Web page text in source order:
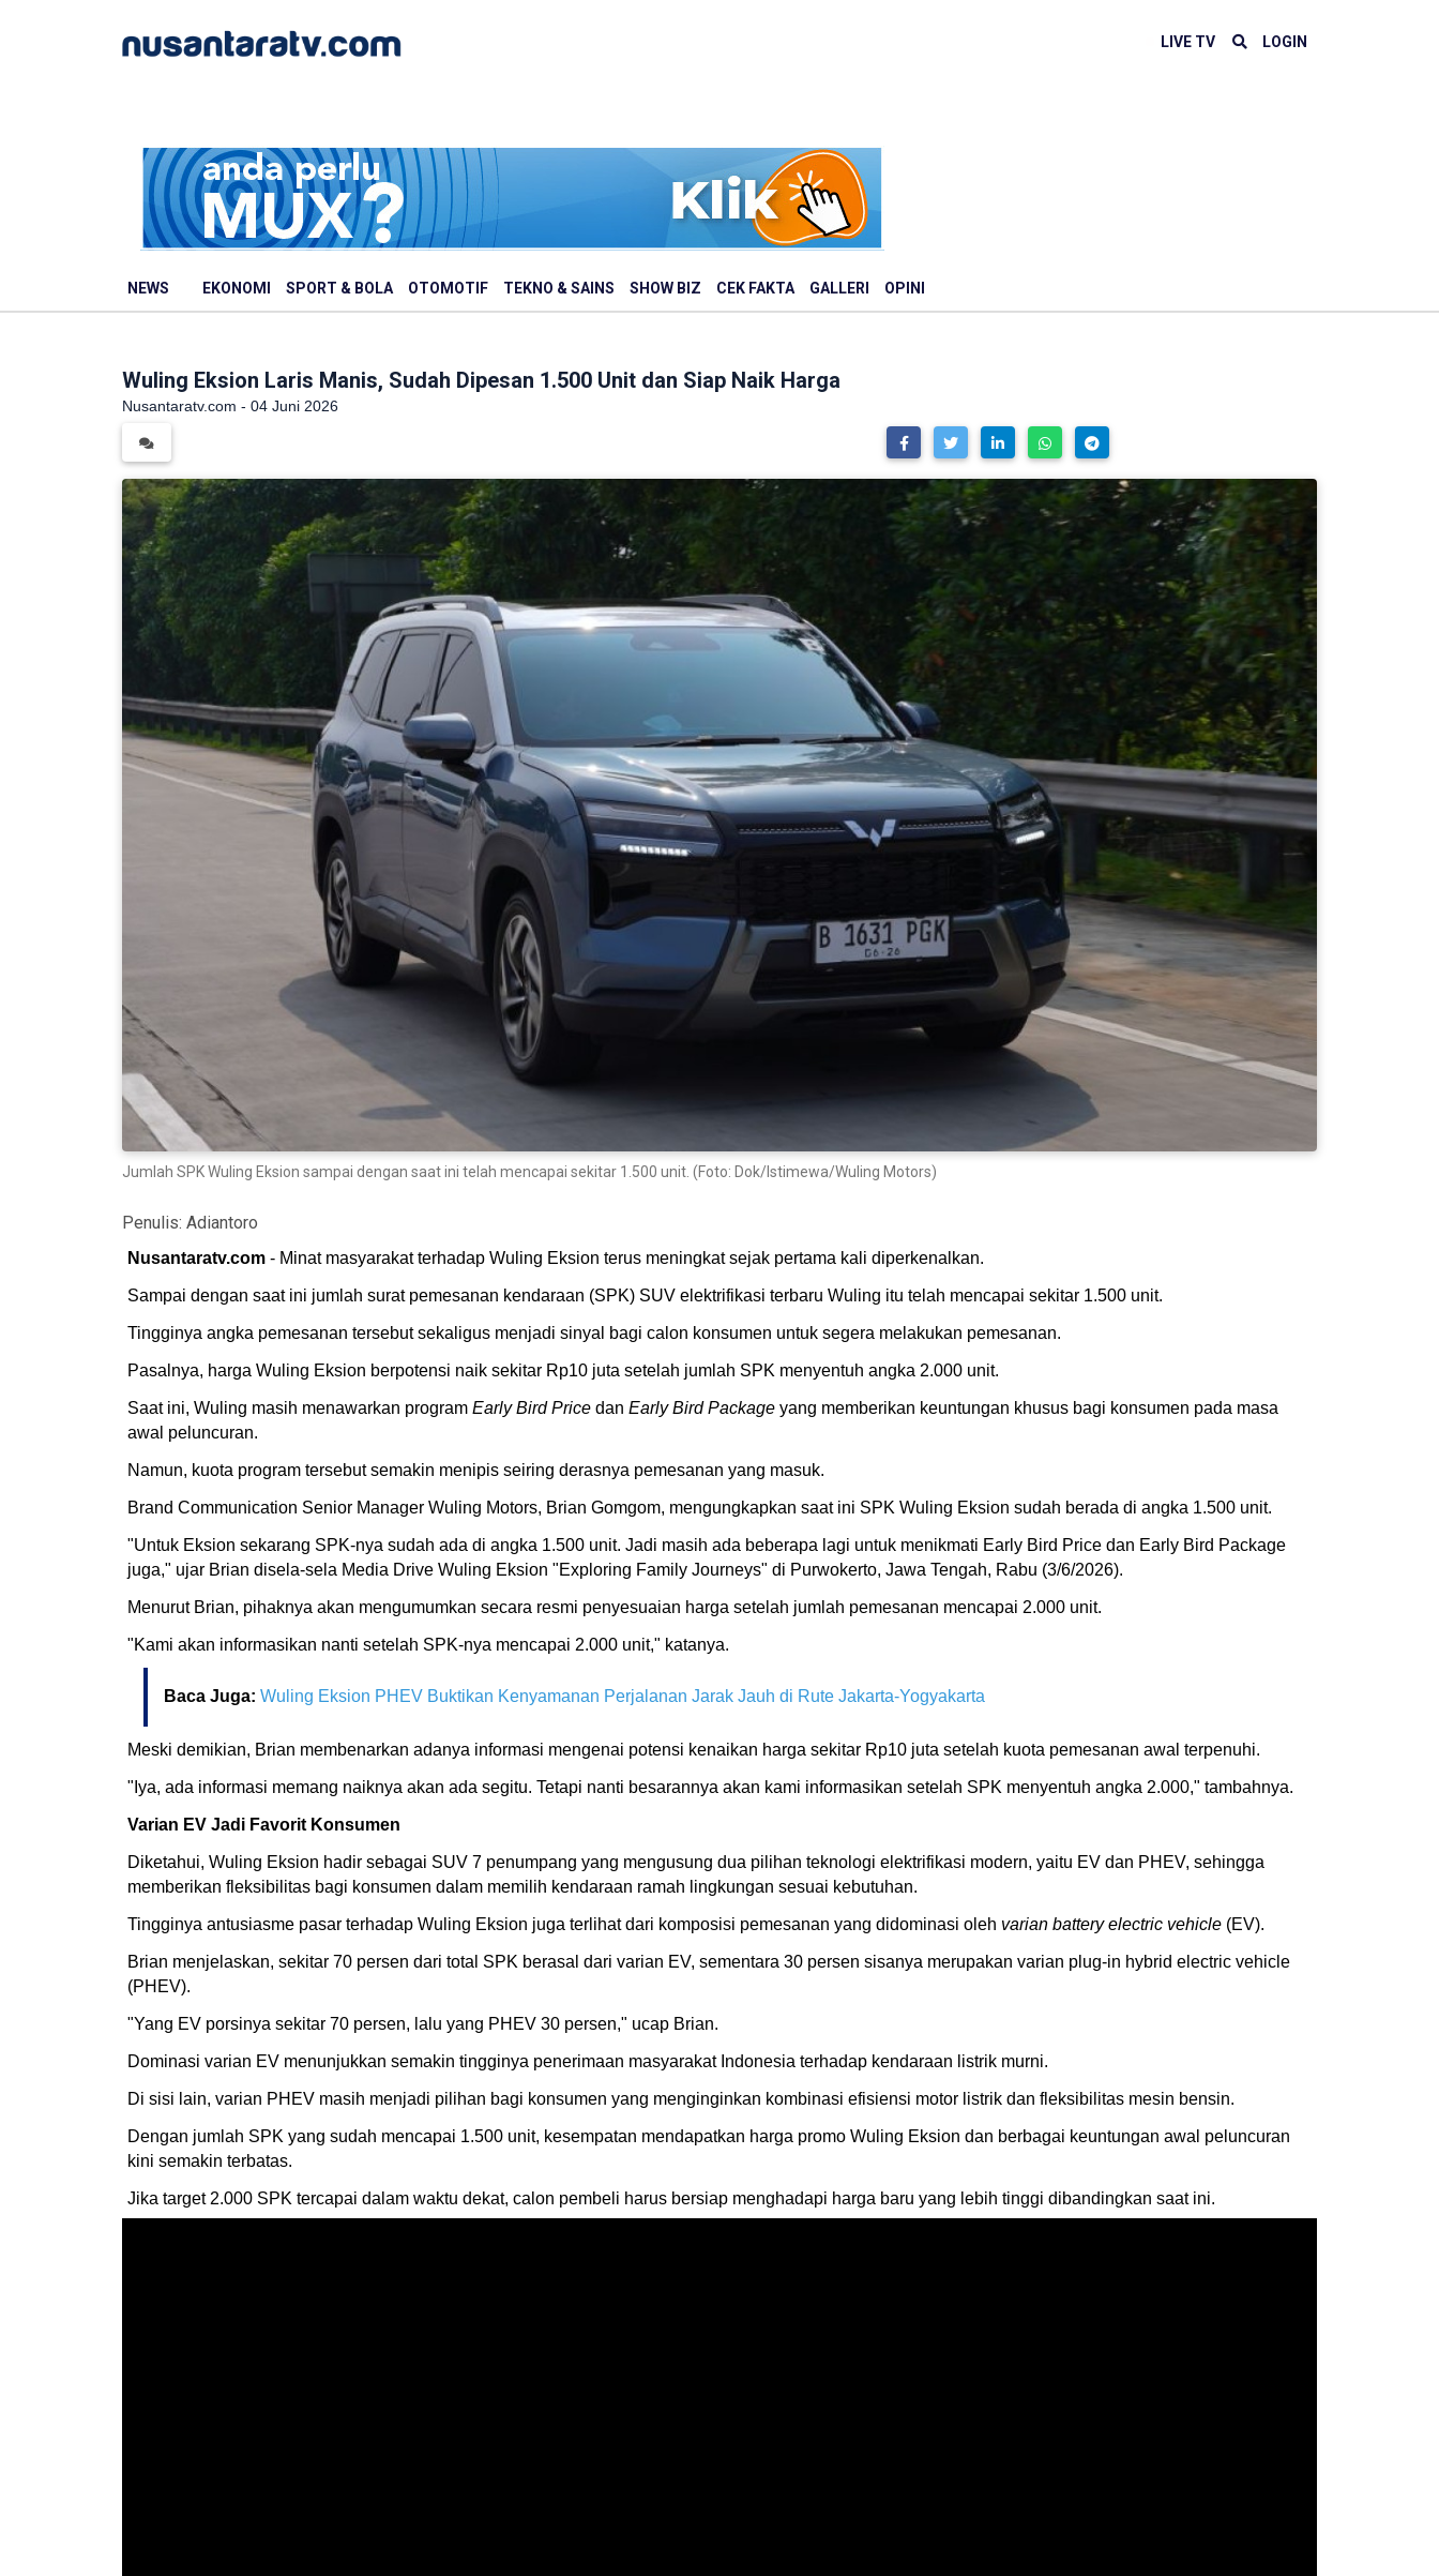
LIVE TV LOGIN
NEWS EKONOMI SPORT & BOLA OTOMOTIF TEKNO & SAINS SHOW BIZ CEK FAKTA GALLERI OPINI
Wuling Eksion Laris Manis, Sudah Dipesan 1.500 Unit dan Siap Naik Harga
Nusantaratv.com - 04 Juni 2026
Jumlah SPK Wuling Eksion sampai dengan saat ini telah mencapai sekitar 1.500 unit. (Foto: Dok/Istimewa/Wuling Motors)
Penulis: Adiantoro
Nusantaratv.com - Minat masyarakat terhadap Wuling Eksion terus meningkat sejak pertama kali diperkenalkan.
Sampai dengan saat ini jumlah surat pemesanan kendaraan (SPK) SUV elektrifikasi terbaru Wuling itu telah mencapai sekitar 1.500 unit.
Tingginya angka pemesanan tersebut sekaligus menjadi sinyal bagi calon konsumen untuk segera melakukan pemesanan.
Pasalnya, harga Wuling Eksion berpotensi naik sekitar Rp10 juta setelah jumlah SPK menyentuh angka 2.000 unit.
Saat ini, Wuling masih menawarkan program Early Bird Price dan Early Bird Package yang memberikan keuntungan khusus bagi konsumen pada masa
awal peluncuran.
Namun, kuota program tersebut semakin menipis seiring derasnya pemesanan yang masuk.
Brand Communication Senior Manager Wuling Motors, Brian Gomgom, mengungkapkan saat ini SPK Wuling Eksion sudah berada di angka 1.500 unit.
"Untuk Eksion sekarang SPK-nya sudah ada di angka 1.500 unit. Jadi masih ada beberapa lagi untuk menikmati Early Bird Price dan Early Bird Package
juga," ujar Brian disela-sela Media Drive Wuling Eksion "Exploring Family Journeys" di Purwokerto, Jawa Tengah, Rabu (3/6/2026).
Menurut Brian, pihaknya akan mengumumkan secara resmi penyesuaian harga setelah jumlah pemesanan mencapai 2.000 unit.
"Kami akan informasikan nanti setelah SPK-nya mencapai 2.000 unit," katanya.
Baca Juga: Wuling Eksion PHEV Buktikan Kenyamanan Perjalanan Jarak Jauh di Rute Jakarta-Yogyakarta
Meski demikian, Brian membenarkan adanya informasi mengenai potensi kenaikan harga sekitar Rp10 juta setelah kuota pemesanan awal terpenuhi.
"Iya, ada informasi memang naiknya akan ada segitu. Tetapi nanti besarannya akan kami informasikan setelah SPK menyentuh angka 2.000," tambahnya.
Varian EV Jadi Favorit Konsumen
Diketahui, Wuling Eksion hadir sebagai SUV 7 penumpang yang mengusung dua pilihan teknologi elektrifikasi modern, yaitu EV dan PHEV, sehingga
memberikan fleksibilitas bagi konsumen dalam memilih kendaraan ramah lingkungan sesuai kebutuhan.
Tingginya antusiasme pasar terhadap Wuling Eksion juga terlihat dari komposisi pemesanan yang didominasi oleh varian battery electric vehicle (EV).
Brian menjelaskan, sekitar 70 persen dari total SPK berasal dari varian EV, sementara 30 persen sisanya merupakan varian plug-in hybrid electric vehicle
(PHEV).
"Yang EV porsinya sekitar 70 persen, lalu yang PHEV 30 persen," ucap Brian.
Dominasi varian EV menunjukkan semakin tingginya penerimaan masyarakat Indonesia terhadap kendaraan listrik murni.
Di sisi lain, varian PHEV masih menjadi pilihan bagi konsumen yang menginginkan kombinasi efisiensi motor listrik dan fleksibilitas mesin bensin.
Dengan jumlah SPK yang sudah mencapai 1.500 unit, kesempatan mendapatkan harga promo Wuling Eksion dan berbagai keuntungan awal peluncuran
kini semakin terbatas.
Jika target 2.000 SPK tercapai dalam waktu dekat, calon pembeli harus bersiap menghadapi harga baru yang lebih tinggi dibandingkan saat ini.